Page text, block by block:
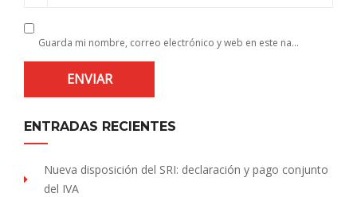
Guarda mi nombre, correo electrónico y web en este navegador para la próxima vez que comente.
ENTRADAS RECIENTES
Nueva disposición del SRI: declaración y pago conjunto
del IVA